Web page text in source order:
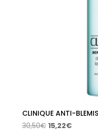
CLINIQUE ANTI-
30,50€ El
15,22€El